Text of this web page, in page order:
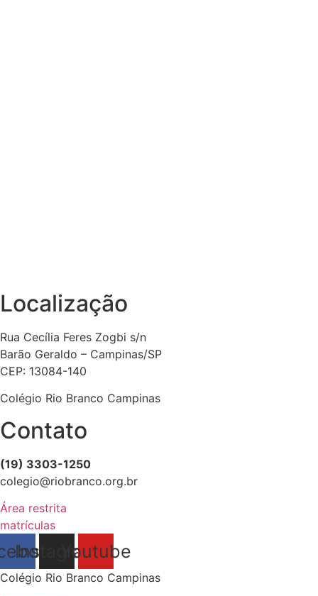
Localização
Rua Cecília Feres Zogbi s/n
Barão Geraldo – Campinas/SP
CEP: 13084-140
Colégio Rio Branco Campinas
Contato
(19) 3303-1250
colegio@riobranco.org.br
Área restrita
matrículas
InstagramYoutube
Colégio Rio Branco Campinas